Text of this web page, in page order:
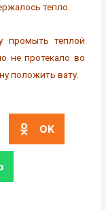
тепло.
промыть теплой
не протекало во
положить вату.
OK